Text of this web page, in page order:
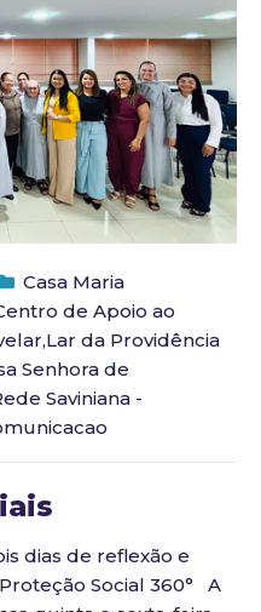
Casa Maria
de Apoio ao
,Lar da Providência
Senhora de
Saviniana -
dias de reflexão e
Social 360° A